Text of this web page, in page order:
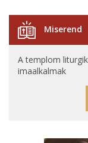
Miserend
A templom
imaalkalmak